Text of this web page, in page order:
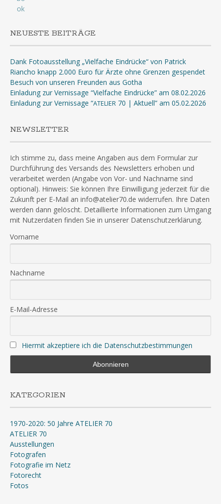
NEUESTE BEITRÄGE
Dank Fotoausstellung „Vielfache Eindrücke“ von Patrick
Riancho knapp 2.000 Euro für Ärzte ohne Grenzen gespendet
Besuch von unseren Freunden aus Gotha
Einladung zur Vernissage “Vielfache Eindrücke” am 08.02.2026
Einladung zur Vernissage “ATELIER 70 | Aktuell” am 05.02.2026
NEWSLETTER
Ich stimme zu, dass meine Angaben aus dem Formular zur
Durchführung des Versands des Newsletters erhoben und
verarbeitet werden (Angabe von Vor- und Nachname sind
optional). Hinweis: Sie können Ihre Einwilligung jederzeit für die
Zukunft per E-Mail an info@atelier70.de widerrufen. Ihre Daten
werden dann gelöscht. Detaillierte Informationen zum Umgang
mit Nutzerdaten finden Sie in unserer Datenschutzerklärung.
Vorname
Nachname
E-Mail-Adresse
Hiermit akzeptiere ich die Datenschutzbestimmungen
KATEGORIEN
1970-2020: 50 Jahre ATELIER 70
ATELIER 70
Ausstellungen
Fotografen
Fotografie im Netz
Fotorecht
Fotos